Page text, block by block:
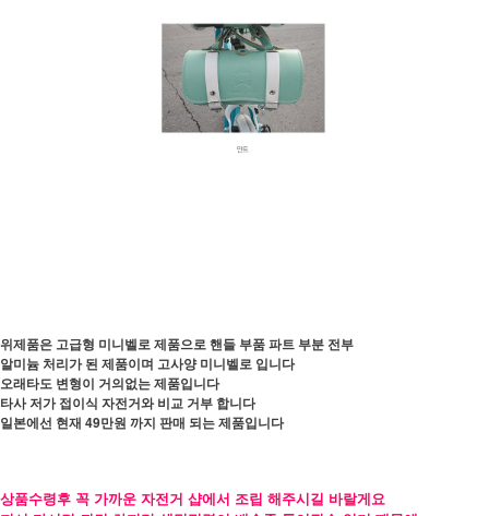
위제품은 고급형 미니벨로 제품으로 핸들 부품 파트 부분 전부
알미늄 처리가 된 제품이며 고사양 미니벨로 입니다
오래타도 변형이 거의없는 제품입니다
타사 저가 접이식 자전거와 비교 거부 합니다
일본에선 현재 49만원 까지 판매 되는 제품입니다
상품수령후 꼭 가까운 자전거 샵에서 조립 해주시길 바랄게요